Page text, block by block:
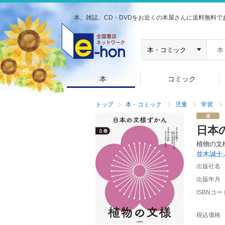
本、雑誌、CD・DVDをお近くの本屋さんに送料無料で
本 コミック
トップ 本・コミック 児童 学習
日
植物の文
並木誠
出版社名
出版年月
ISBNコー
税込価格